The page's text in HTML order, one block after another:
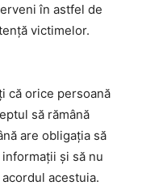
în astfel de
victimelor.
că orice persoană
să rămână
are obligația să
și să nu
acestuia.